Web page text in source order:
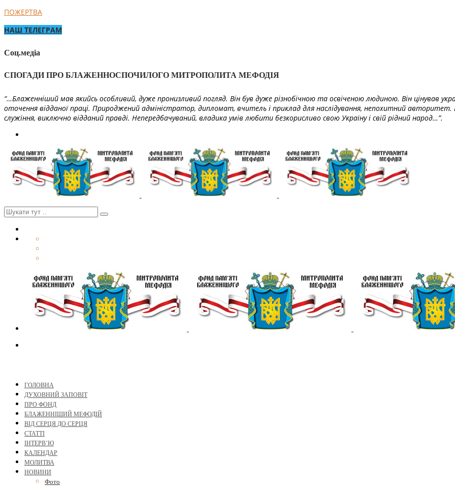
ПОЖЕРТВА
НАШ ТЕЛЕГРАМ
Соц.медіа
СПОГАДИ ПРО БЛАЖЕННОСПОЧИЛОГО МИТРОПОЛИТА МЕФОДІЯ
“…Блаженніший мав якийсь особливий, дуже пронизливий погляд. Він був дуже різнобічною та освіченою людиною. Він цінував
оточення відданої праці. Природжений адміністратор, дипломат, вчитель і приклад для наслідування, непохитний
служіння, виключно відданий правді. Непередбачуваний, владика умів любити безкорисливо свою Україну і свій рідний народ…”.
ГОЛОВНА
ДУХОВНИЙ ЗАПОВІТ
ПРО ФОНД
БЛАЖЕННІШИЙ МЕФОДІЙ
ВІД СЕРЦЯ ДО СЕРЦЯ
СТАТТІ
ІНТЕРВ’Ю
КАЛЕНДАР
МОЛИТВА
НОВИНИ
Фото